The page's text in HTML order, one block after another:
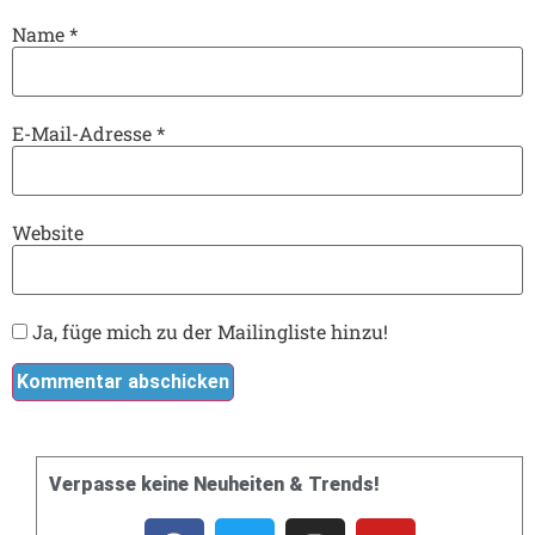
Name*
E-Mail-Adresse*
Website
Ja, füge mich zu der Mailingliste hinzu!
Verpasse keine Neuheiten & Trends!